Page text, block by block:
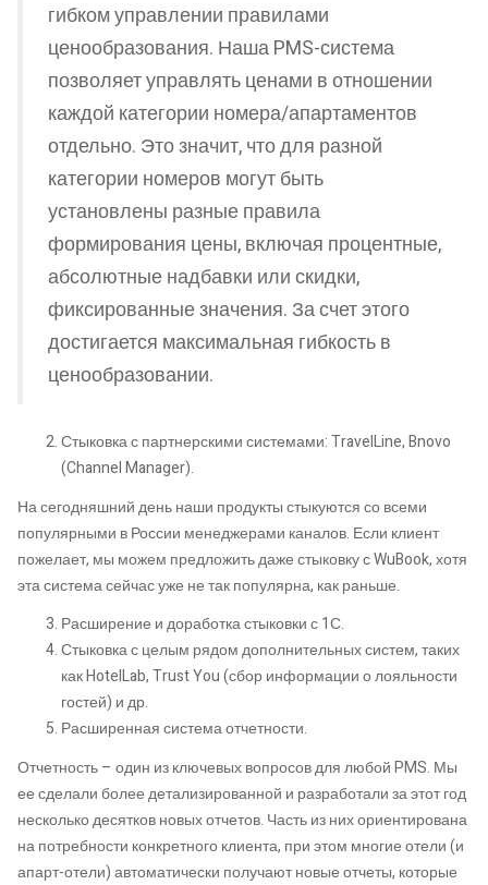
гибком управлении правилами
ценообразования. Наша PMS-система
позволяет управлять ценами в отношении
каждой категории номера/апартаментов
отдельно. Это значит, что для разной
категории номеров могут быть
установлены разные правила
формирования цены, включая процентные,
абсолютные надбавки или скидки,
фиксированные значения. За счет этого
достигается максимальная гибкость в
ценообразовании.
Стыковка с партнерскими системами: TravelLine, Bnovo
(Channel Manager).
На сегодняшний день наши продукты стыкуются со всеми
популярными в России менеджерами каналов. Если клиент
пожелает, мы можем предложить даже стыковку с WuBook, хотя
эта система сейчас уже не так популярна, как раньше.
Расширение и доработка стыковки с 1С.
Стыковка с целым рядом дополнительных систем, таких
как HotelLab, Trust You (сбор информации о лояльности
гостей) и др.
Расширенная система отчетности.
Отчетность – один из ключевых вопросов для любой PMS. Мы
ее сделали более детализированной и разработали за этот год
несколько десятков новых отчетов. Часть из них ориентирована
на потребности конкретного клиента, при этом многие отели (и
апарт-отели) автоматически получают новые отчеты, которые